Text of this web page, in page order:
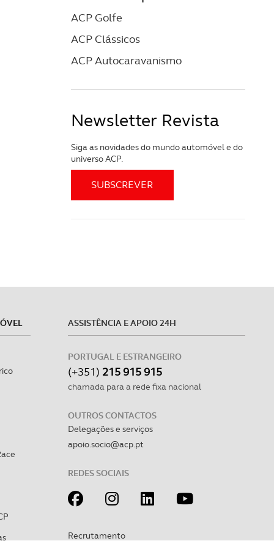
ACP Golfe
ACP Clássicos
ACP Autocaravanismo
Newsletter Revista
Siga as novidades do mundo automóvel e do
universo ACP.
ASSISTÊNCIA E APOIO 24H
PORTUGAL E ESTRANGEIRO
(+351) 215 915 915
chamada para a rede fixa nacional
OUTROS CONTACTOS
Delegações e serviços
apoio.socio@acp.pt
REDES SOCIAIS
Recrutamento